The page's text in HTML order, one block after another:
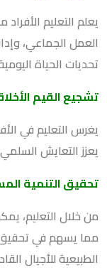
يعلم التعليم
العمل الجماعي،
تحديات الحياة
تشجيع القيم
يغرس التعليم في
يعزز التعايش
تحقيق التنمية
من خلال التعليم،
مما يسهم في تحقيق
الطبيعية للأجيال